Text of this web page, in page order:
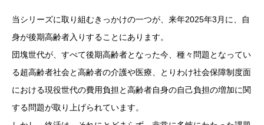
当シリーズに取り組むきっかけの一つが、来年2025年3月に、自
身が後期高齢者入りすることにあります。
団塊世代が、すべて後期高齢者となった今、種々問題となってい
る超高齢者社会と高齢者の介護や医療、とりわけ社会保障制度面
における現役世代の費用負担と高齢者自身の自己負担の増加に関
する問題が取り上げられています。